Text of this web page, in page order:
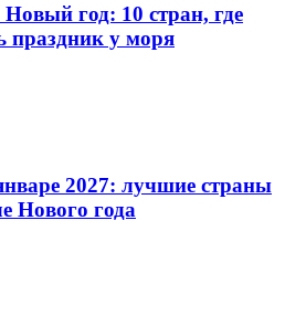
год: 10 стран, где
праздник у моря
2027: лучшие страны
Нового года